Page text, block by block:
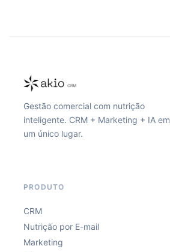
Gestão comercial com nutrição
inteligente. CRM + Marketing + IA em
um único lugar.
PRODUTO
CRM
Nutrição por E-mail
Marketing